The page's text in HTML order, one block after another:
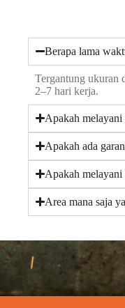
Berapa lama
Tergantung ukuran
2–7 hari kerja.
Apakah melayani
Apakah ada
Apakah
Area mana saja